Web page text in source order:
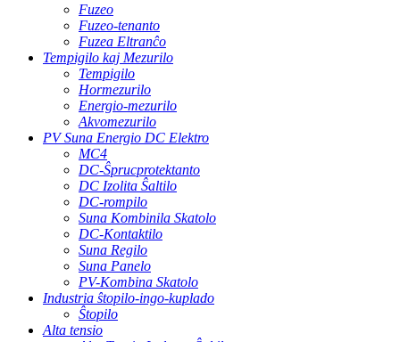
Fuzeo
Fuzeo-tenanto
Fuzea Eltranĉo
Tempigilo kaj Mezurilo
Tempigilo
Hormezurilo
Energio-mezurilo
Akvomezurilo
PV Suna Energio DC Elektro
MC4
DC-Ŝprucprotektanto
DC Izolita Ŝaltilo
DC-rompilo
Suna Kombinila Skatolo
DC-Kontaktilo
Suna Regilo
Suna Panelo
PV-Kombina Skatolo
Industria ŝtopilo-ingo-kuplado
Ŝtopilo
Alta tensio